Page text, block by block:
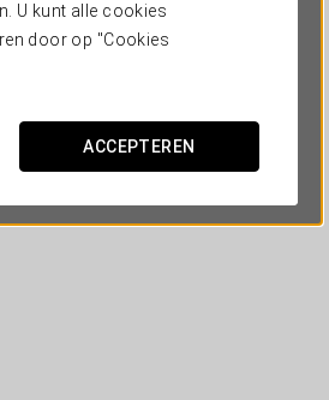
U kunt alle cookies
door op "Cookies
ACCEPTEREN
RIGA